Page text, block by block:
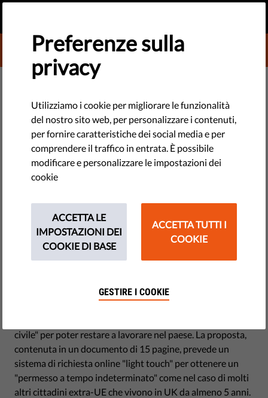
DONATE TO LIBERTIES
DEMOCRAZIA E GIUSTIZIA
Brexit: una carta d'identità
speciale per i cittadini UE che
vivono in UK
In base alla nuova proposta dell'Home Office per il post-
dovranno richiedere una carta d'identità con "status civile"
per poter restare a lavorare nel...
In base alla nuova proposta dell'Home Office per il post-
civile" per poter restare a lavorare nel paese. La proposta,
contenuta in un documento di 15 pagine, prevede un
sistema di richiesta online "light touch" per ottenere un
"permesso a tempo indeterminato" come nel caso di molti
altri cittadini extra-UE che vivono in UK da almeno 5 anni.
Preferenze sulla
privacy
Utilizziamo i cookie per migliorare le funzionalità
del nostro sito web, per personalizzare i contenuti,
per fornire caratteristiche dei social media e per
comprendere il traffico in entrata. È possibile
modificare e personalizzare le impostazioni dei
cookie
ACCETTA LE
IMPOSTAZIONI DEI
COOKIE DI BASE
ACCETTA TUTTI I
COOKIE
GESTIRE I COOKIE